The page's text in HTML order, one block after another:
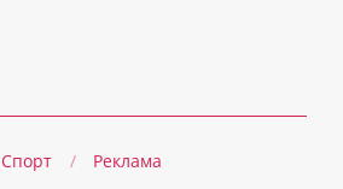
Спорт Реклама